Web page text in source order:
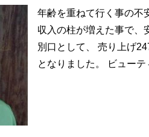
年齢を重ねて行く事の不
収入の柱が増えた事で、
別口として、 売り上げ
となりました。 ビュー